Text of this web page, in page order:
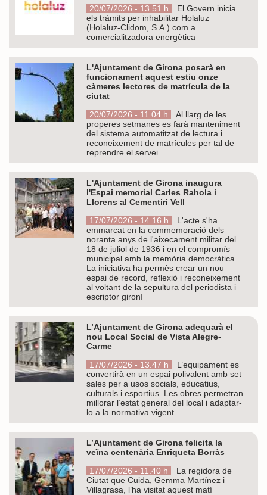
20/07/2026 - 13.51 h
El Govern inicia
els tràmits per inhabilitar Holaluz
(Holaluz-Clidom, S.A.) com a
comercialitzadora energètica
L'Ajuntament de Girona posarà en
funcionament aquest estiu onze
càmeres lectores de matrícula de la
ciutat
20/07/2026 - 11.04 h
Al llarg de les
properes setmanes es farà manteniment
del sistema automatitzat de lectura i
reconeixement de matrícules per tal de
reprendre el servei
L'Ajuntament de Girona inaugura
l'Espai memorial Carles Rahola i
Llorens al Cementiri Vell
17/07/2026 - 14.16 h
L'acte s'ha
emmarcat en la commemoració dels
noranta anys de l'aixecament militar del
18 de juliol de 1936 i en el compromís
municipal amb la memòria democràtica.
La iniciativa ha permès crear un nou
espai de record, reflexió i reconeixement
al voltant de la sepultura del periodista i
escriptor gironí
L’Ajuntament de Girona adequarà el
nou Local Social de Vista Alegre-
Carme
17/07/2026 - 13.47 h
L’equipament es
convertirà en un espai polivalent amb set
sales per a usos socials, educatius,
culturals i esportius. Les obres permetran
millorar l’estat general del local i adaptar-
lo a la normativa vigent
L’Ajuntament de Girona felicita la
veïna centenària Enriqueta Borràs
17/07/2026 - 11.40 h
La regidora de
Ciutat que Cuida, Gemma Martínez i
Villagrasa, l’ha visitat aquest matí